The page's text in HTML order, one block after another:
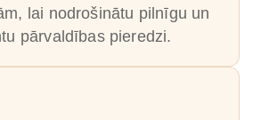
lai nodrošinātu pilnīgu un
pārvaldības pieredzi.